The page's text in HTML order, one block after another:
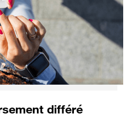
différé